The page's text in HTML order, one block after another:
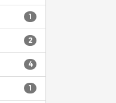
1
2
4
1